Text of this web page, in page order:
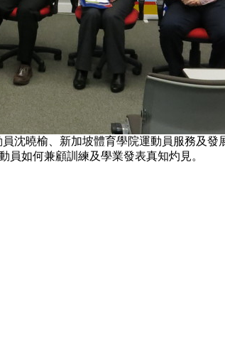
沈曉榆、新加坡體育學院運動員服務及
如何兼顧訓練及學業發表真知灼見。